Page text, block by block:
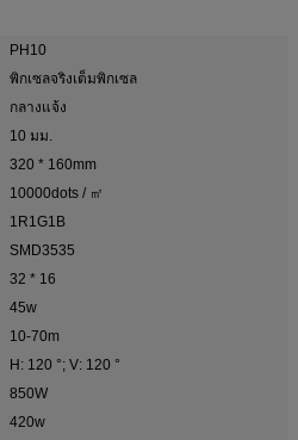
PH10
พิกเซลจริงเต็มพิกเซล
กลางแจ้ง
10 มม.
320 * 160mm
10000dots / ㎡
1R1G1B
SMD3535
32 * 16
45w
10-70m
H: 120 °; V: 120 °
850W
420w